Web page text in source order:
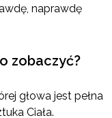
naprawdę
zobaczyć?
głowa jest pełna
Ciała.